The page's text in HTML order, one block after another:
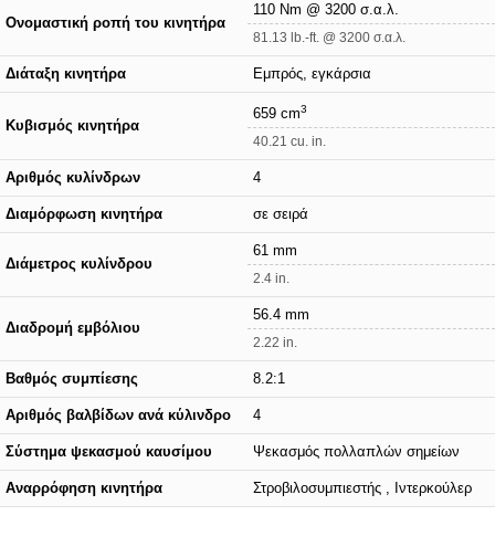
Ονομαστική ροπή του κινητήρα
110 Nm @ 3200 σ.α.λ.
81.13 lb.-ft. @ 3200 σ.α.λ.
Διάταξη κινητήρα Εμπρός, εγκάρσια
Κυβισμός κινητήρα
659 cm3
40.21 cu. in.
Αριθμός κυλίνδρων 4
Διαμόρφωση κινητήρα σε σειρά
Διάμετρος κυλίνδρου
61 mm
2.4 in.
Διαδρομή εμβόλιου
56.4 mm
2.22 in.
Βαθμός συμπίεσης 8.2:1
Αριθμός βαλβίδων ανά κύλινδρο 4
Σύστημα ψεκασμού καυσίμου Ψεκασμός πολλαπλών σημείων
Αναρρόφηση κινητήρα Στροβιλοσυμπιεστής , Ιντερκούλερ